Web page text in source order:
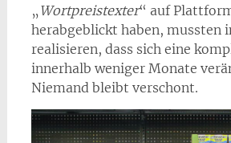
„ Wortpreistexter“ auf
herabgeblickt haben, mussten
realisieren, dass sich eine
innerhalb weniger Monate
Niemand bleibt verschont.